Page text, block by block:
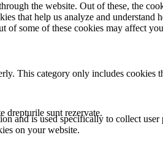
drepturile sunt rezervate.
the website. Out of these, the
that help us analyze and
of some of these cookies may affect
This category only includes
and is used specifically to collect user
on your website.